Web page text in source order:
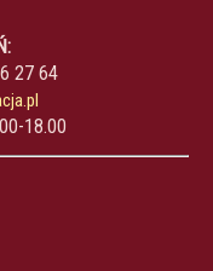
27 64
18.00